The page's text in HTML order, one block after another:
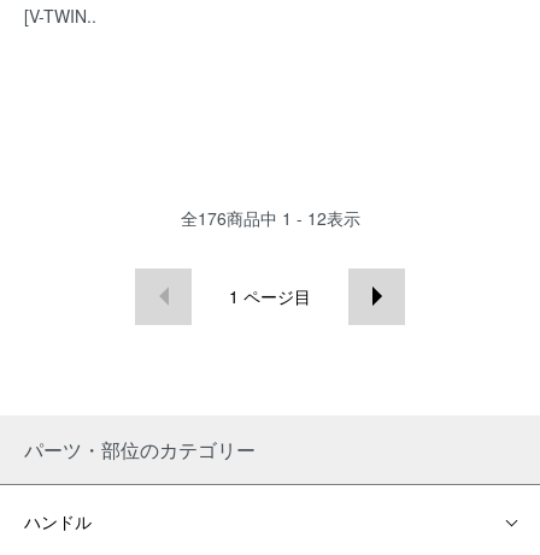
[V-TWIN..
全176商品中 1 - 12表示
1 ページ目
パーツ・部位のカテゴリー
ハンドル